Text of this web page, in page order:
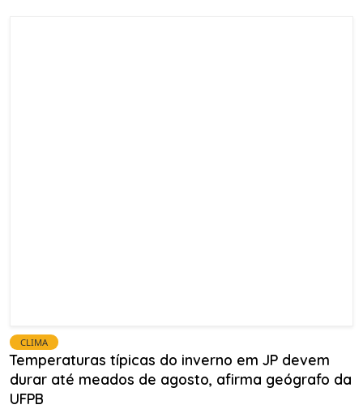
CLIMA
Temperaturas típicas do inverno em JP devem
durar até meados de agosto, afirma geógrafo da
UFPB